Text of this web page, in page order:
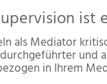
ist
als Mediator
und
in Ihrem